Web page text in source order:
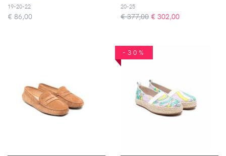
19-20-22
€ 86,00
20-25
€ 377,00 € 302,00
-30%